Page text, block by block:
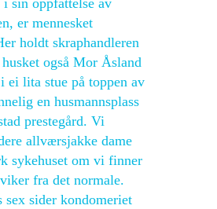
sin oppfattelse av
er mennesket
holdt skraphandleren
også Mor Åsland
ei lita stue på toppen av
en husmannsplass
prestegård. Vi
allværsjakke dame
sykehuset om vi finner
fra det normale.
sex sider kondomeriet